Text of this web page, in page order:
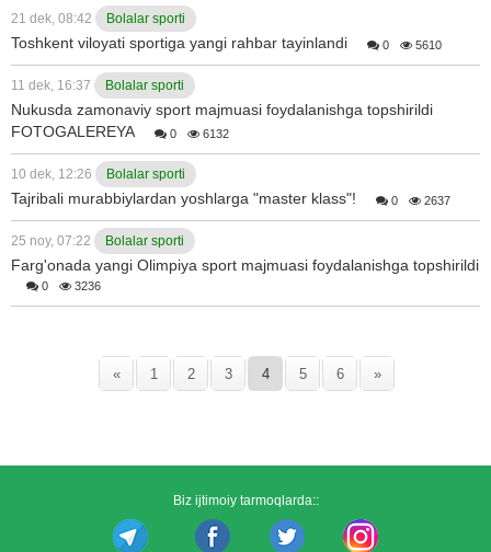
21 dek, 08:42 Bolalar sporti
Toshkent viloyati sportiga yangi rahbar tayinlandi 0 5610
11 dek, 16:37 Bolalar sporti
Nukusda zamonaviy sport majmuasi foydalanishga topshirildi
FOTOGALEREYA
0 6132
10 dek, 12:26 Bolalar sporti
Tajribali murabbiylardan yoshlarga "master klass"! 0 2637
25 noy, 07:22 Bolalar sporti
Farg'onada yangi Olimpiya sport majmuasi foydalanishga topshirildi
0 3236
« 1 2 3 4 5 6 »
Biz ijtimoiy tarmoqlarda::